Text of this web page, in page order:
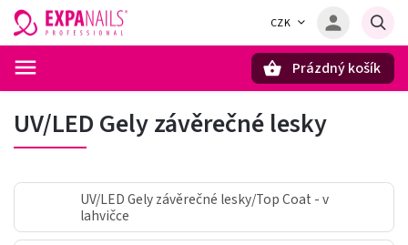
CZK
Prázdný košík
UV/LED Gely závěrečné lesky
UV/LED Gely závěrečné lesky/Top Coat - v
lahvičce